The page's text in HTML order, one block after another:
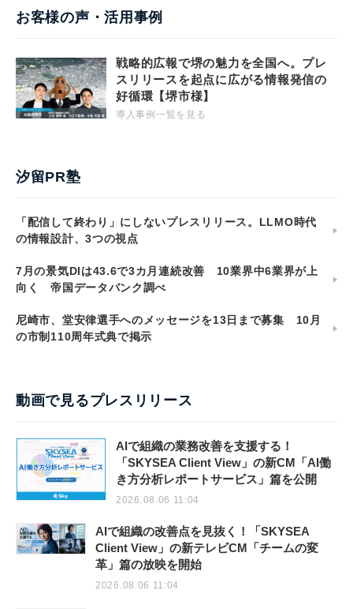
お客様の声・活用事例
戦略的広報で堺の魅力を全国へ。プレ
スリリースを起点に広がる情報発信の
好循環【堺市様】
導入事例一覧を見る
汐留PR塾
「配信して終わり」にしないプレスリリース。LLMO時代
の情報設計、3つの視点
7月の景気DIは43.6で3カ月連続改善 10業界中6業界が上
向く 帝国データバンク調べ
尼崎市、堂安律選手へのメッセージを13日まで募集 10月
の市制110周年式典で掲示
動画で見るプレスリリース
AIで組織の業務改善を支援する！
「SKYSEA Client View」の新CM「AI働
き方分析レポートサービス」篇を公開
2026.08.06 11:04
AIで組織の改善点を見抜く！「SKYSEA
Client View」の新テレビCM「チームの変
革」篇の放映を開始
2026.08.06 11:04